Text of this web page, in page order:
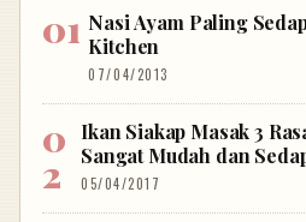
Nasi Ayam Paling
Kitchen
07/04/2013
Ikan Siakap Masak 3
Sangat Mudah dan
05/04/2017